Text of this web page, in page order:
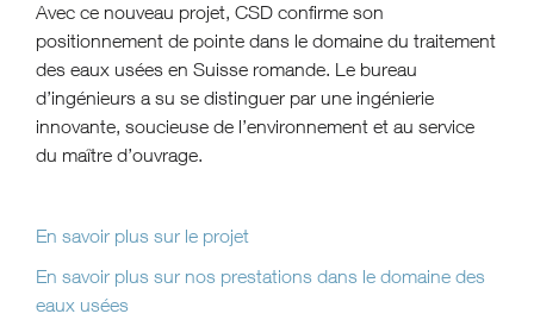
Avec ce nouveau projet, CSD confirme son
positionnement de pointe dans le domaine du traitement
des eaux usées en Suisse romande. Le bureau
d’ingénieurs a su se distinguer par une ingénierie
innovante, soucieuse de l’environnement et au service
du maître d’ouvrage.
En savoir plus sur le projet
En savoir plus sur nos prestations dans le domaine des
eaux usées